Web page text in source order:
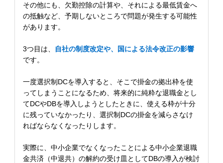
その他にも、欠勤控除の計算や、それによる最低賃金へ
の抵触など、予期しないところで問題が発生する可能性
があります。
3つ目は、 自社の制度改定や、国による法令改正の影響
です。
一度選択制DCを導入すると、そこで掛金の拠出枠を使
ってしまうことになるため、将来的に純粋な退職金とし
てDCやDBを導入しようとしたときに、使える枠が十分
に残っていなかったり、選択制DCの掛金を減らさなけ
ればならなくなったりします。
実際に、中小企業でなくなったことによる中小企業退職
金共済（中退共）の解約の受け皿としてDBの導入が検討